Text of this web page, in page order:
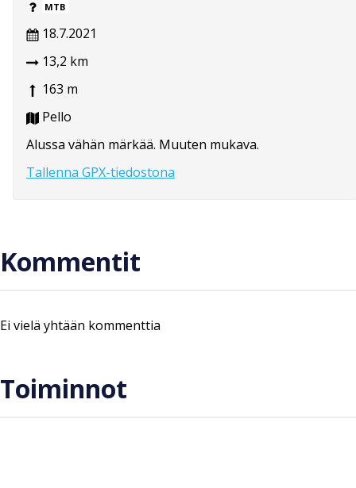
MTB
18.7.2021
13,2 km
163 m
Pello
Alussa vähän märkää. Muuten mukava.
Tallenna GPX-tiedostona
Kommentit
Ei vielä yhtään kommenttia
Toiminnot